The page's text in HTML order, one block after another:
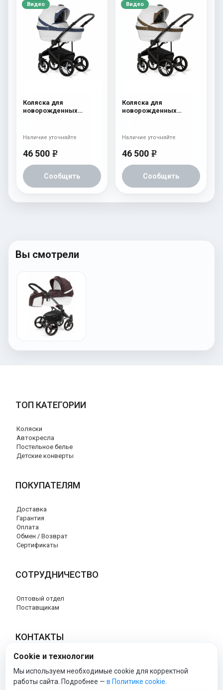
Видео
Коляска для
новорожденных
46 500 e
Сообщить
Наличие уточняйте
Видео
Коляска для
новорожденных
46 500 e
Сообщить
Наличие уточняйте
Вы смотрели
ТОП КАТЕГОРИИ
Коляски
Автокресла
Постельное белье
Детские конверты
ПОКУПАТЕЛЯМ
Доставка
Гарантия
Оплата
Обмен / Возврат
Сертификаты
СОТРУДНИЧЕСТВО
Оптовый отдел
Поставщикам
КОНТАКТЫ
8 (800) 707-76-34
info@esspero-market.ru
Cookie и технологии
Мы используем необходимые cookie для корректной
работы сайта. Подробнее — в Политике cookie